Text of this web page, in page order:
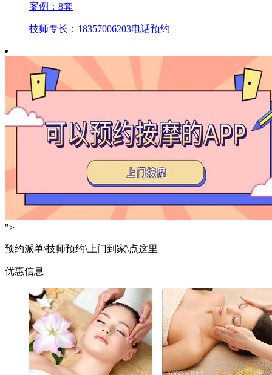
案例： 8套
技师专长：18357006203电话预约
">
预约派单\技师预约\上门到家\点这里
优惠信息